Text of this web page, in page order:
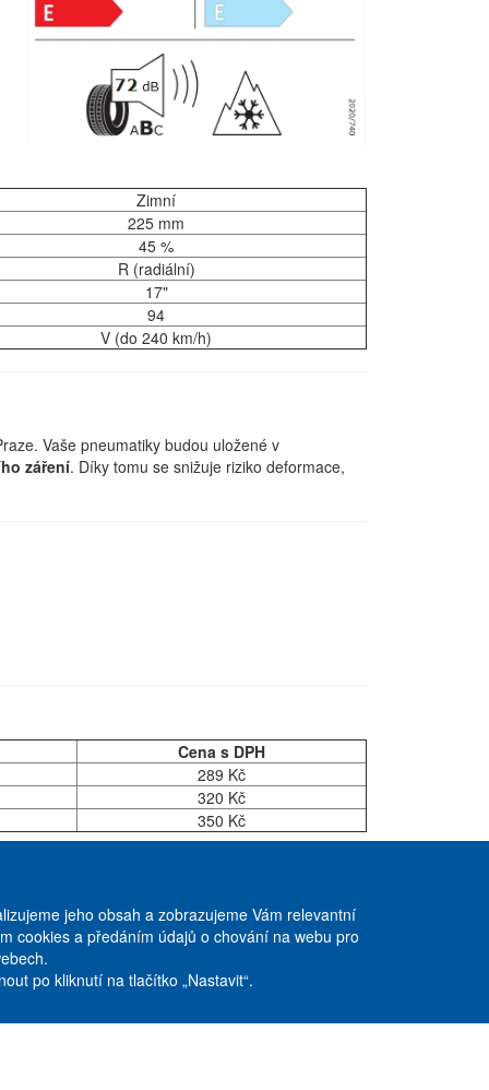
Zimní
225 mm
45 %
R (radiální)
17"
94
V (do 240 km/h)
Vaše pneumatiky budou uložené v
záření. Díky tomu se snižuje riziko deformace,
Cena s DPH
289 Kč
320 Kč
350 Kč
Stöckl spol. s r. o.
jeho obsah a zobrazujeme Vám relevantní
cookies a předáním údajů o chování na webu pro
po kliknutí na tlačítko „Nastavit“.